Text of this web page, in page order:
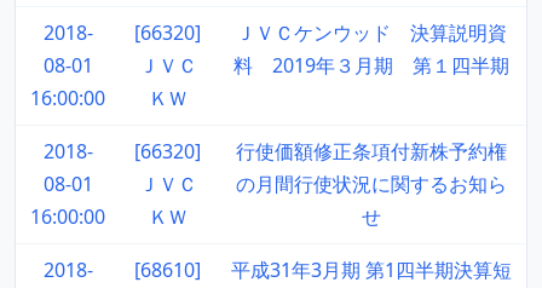
2018-
08-01
16:00:00
[66320]
ＪＶＣ
ＫＷ
ＪＶＣケンウッド 決算説明資
料 2019年３月期 第１四半期
2018-
08-01
16:00:00
[66320]
ＪＶＣ
ＫＷ
行使価額修正条項付新株予約権
の月間行使状況に関するお知ら
せ
2018-
[68610]
平成31年3月期 第1四半期決算短